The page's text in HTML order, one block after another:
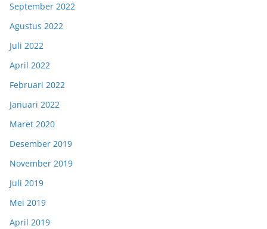
September 2022
Agustus 2022
Juli 2022
April 2022
Februari 2022
Januari 2022
Maret 2020
Desember 2019
November 2019
Juli 2019
Mei 2019
April 2019